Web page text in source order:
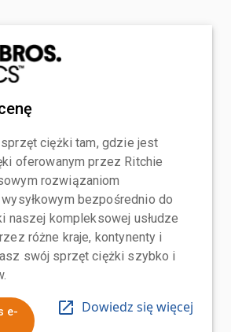
ciężki tam, gdzie jest
oferowanym przez Ritchie
rozwiązaniom
bezpośrednio do
naszej kompleksowej usłudze
różne kraje, kontynenty i
swój sprzęt ciężki szybko i
e-
Dowiedz się więcej